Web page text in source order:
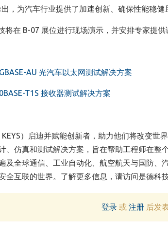
，为汽车行业提供了加速创新、确保性能稳健
将在 B-07 展位进行现场演示，并安排专家提供
AU 光汽车以太网测试解决方案
T1S 接收器测试解决方案
KEYS）启迪并赋能创新者，助力他们将改变世
、仿真和测试解决方案，旨在帮助工程师在整
及全球通信、工业自动化、航空航天与国防、
全互联的世界。了解更多信息，请访问是德科
登录 或注册 后发